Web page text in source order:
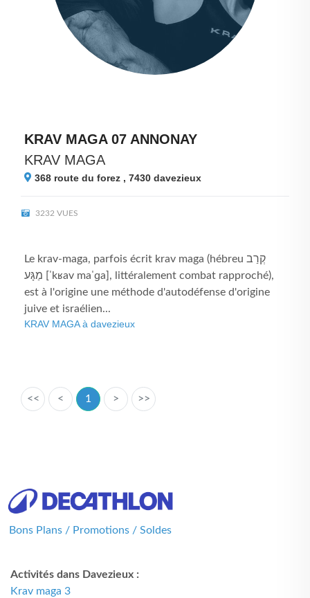
KRAV MAGA 07 ANNONAY
KRAV MAGA
368 route du forez , 7430 davezieux
3232 VUES
Le krav-maga, parfois écrit krav maga (hébreu קְרַב
מַגָּע [ˈkʁav maˈɡa], littéralement combat rapproché),
est à l'origine une méthode d'autodéfense d'origine
juive et israélien...
KRAV MAGA à davezieux
<< < 1 > >>
Bons Plans / Promotions / Soldes
Activités dans Davezieux :
Krav maga 3